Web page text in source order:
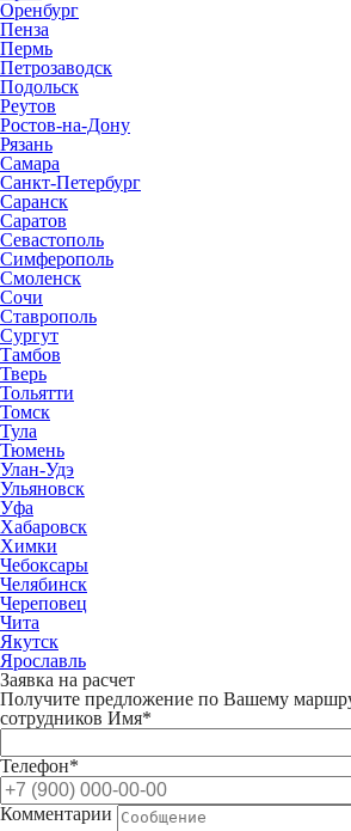
Оренбург
Пенза
Пермь
Петрозаводск
Подольск
Реутов
Ростов-на-Дону
Рязань
Самара
Санкт-Петербург
Саранск
Саратов
Севастополь
Симферополь
Смоленск
Сочи
Ставрополь
Сургут
Тамбов
Тверь
Тольятти
Томск
Тула
Тюмень
Улан-Удэ
Ульяновск
Уфа
Хабаровск
Химки
Чебоксары
Челябинск
Череповец
Чита
Якутск
Ярославль
Заявка на расчет
Получите предложение по Вашему
сотрудников Имя*
Телефон*
Комментарии